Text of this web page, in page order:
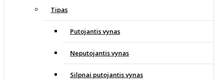
Tipas
Putojantis vynas
Neputojantis vynas
Silpnai putojantis vynas